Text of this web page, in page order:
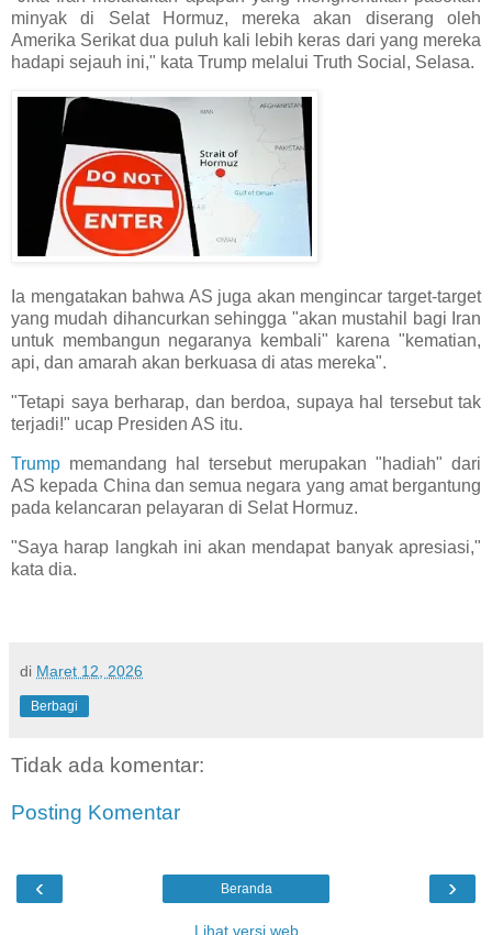
minyak di Selat Hormuz, mereka akan diserang oleh
Amerika Serikat dua puluh kali lebih keras dari yang mereka
hadapi sejauh ini," kata Trump melalui Truth Social, Selasa.
Ia mengatakan bahwa AS juga akan mengincar target-target
yang mudah dihancurkan sehingga "akan mustahil bagi Iran
untuk membangun negaranya kembali" karena "kematian,
api, dan amarah akan berkuasa di atas mereka".
"Tetapi saya berharap, dan berdoa, supaya hal tersebut tak
terjadi!" ucap Presiden AS itu.
Trump memandang hal tersebut merupakan "hadiah" dari
AS kepada China dan semua negara yang amat bergantung
pada kelancaran pelayaran di Selat Hormuz.
"Saya harap langkah ini akan mendapat banyak apresiasi,"
kata dia.
di Maret 12, 2026
Berbagi
Tidak ada komentar:
Posting Komentar
‹ ›
Beranda
Lihat versi web